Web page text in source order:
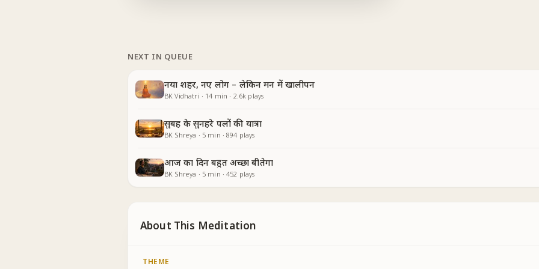
NEXT IN QUEUE
नया शहर, नए लोग – लेकिन मन में खालीपन
BK Vidhatri · 14 min · 2.6k plays
सुबह के सुनहरे पलों की यात्रा
BK Shreya · 5 min ·894 plays
आज का दिन बहुत अच्छा बीतेगा
BK Shreya · 5 min ·452 plays
About This Meditation
THEME